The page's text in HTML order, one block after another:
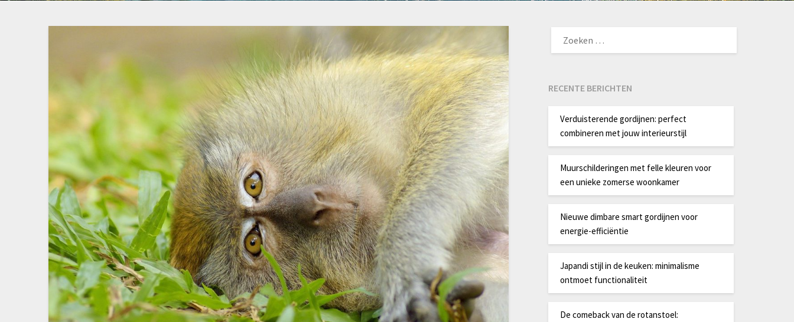
NAAR:
RECENTE BERICHTEN
Verduisterende gordijnen: perfect
combineren met jouw interieurstijl
Muurschilderingen met felle kleuren voor
een unieke zomerse woonkamer
Nieuwe dimbare smart gordijnen voor
energie-efficiëntie
Japandi stijl in de keuken: minimalisme
ontmoet functionaliteit
De comeback van de rotanstoel: